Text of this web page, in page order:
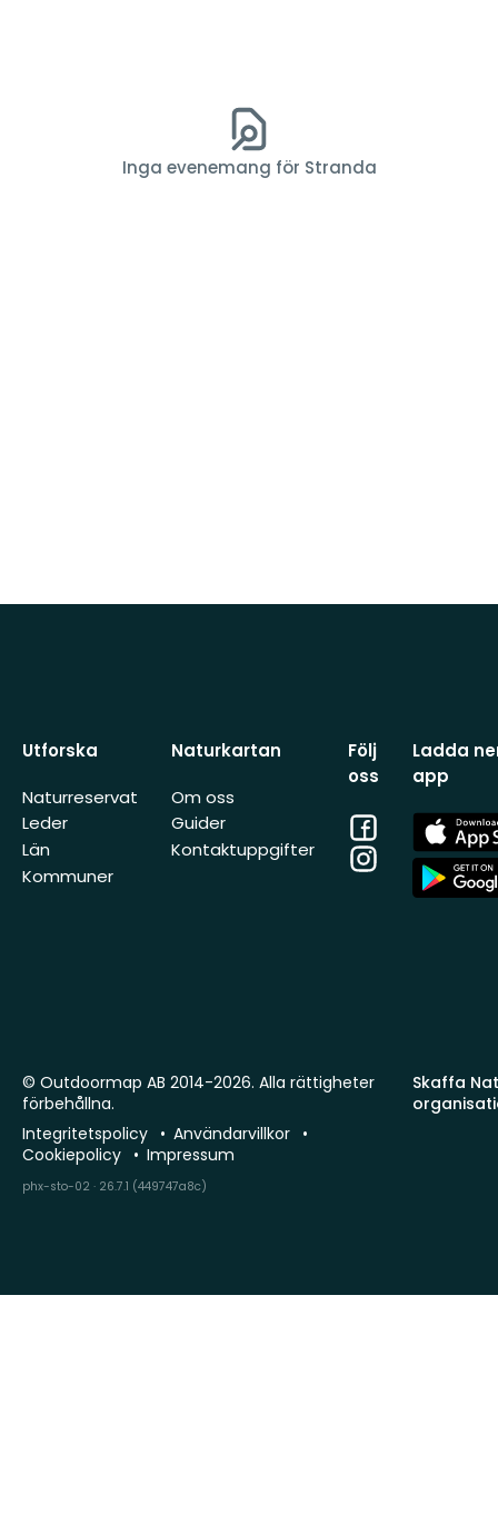
Inga evenemang för Stranda
Utforska
Naturreservat
Leder
Län
Kommuner
Naturkartan
Om oss
Guider
Kontaktuppgifter
Följ
oss
Facebook
Instagram
Ladda
app
App
Store
App
Store
Skaffa
© Outdoormap AB 2014-2026. Alla rättigheter
förbehållna.
Integritetspolicy
Användarvillkor
Cookiepolicy
Impressum
phx-sto-02 · 26.7.1 (449747a8c)